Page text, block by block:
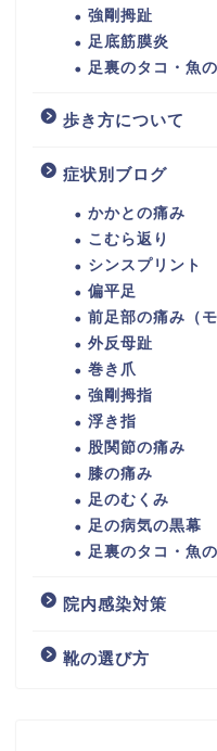
強剛拇趾
足底筋膜炎
足裏のタコ・魚の
歩き方について
症状別ブログ
かかとの痛み
こむら返り
シンスプリント
偏平足
前足部の痛み（
外反母趾
巻き爪
強剛拇指
浮き指
股関節の痛み
膝の痛み
足のむくみ
足の病気の黒幕
足裏のタコ・魚の
院内感染対策
靴の選び方